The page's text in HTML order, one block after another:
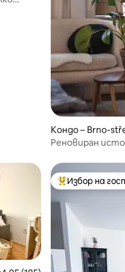
Кондо – Brno-
Реновиран
Най-популярен
Избор на